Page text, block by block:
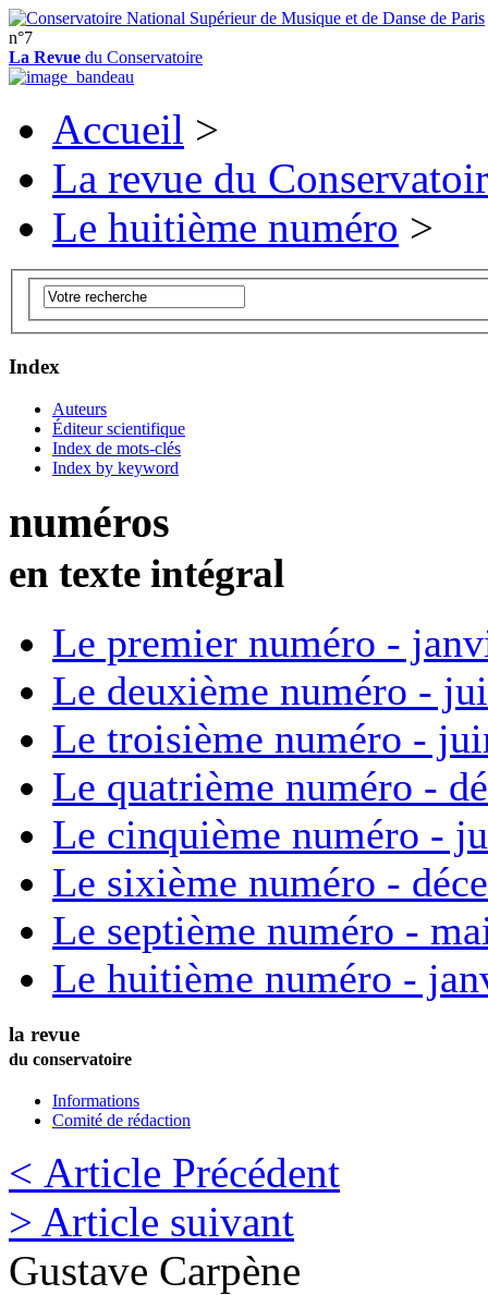
n°7
La Revue du Conservatoire
Accueil >
La revue du
Le huitième numéro >
Index
Auteurs
Éditeur scientifique
Index de mots-clés
Index by keyword
numéros
en texte intégral
Le premier numéro -
Le deuxième numéro -
Le troisième numéro -
Le quatrième numéro -
Le cinquième numéro -
Le sixième numéro -
Le septième numéro -
Le huitième numéro -
la revue
du conservatoire
Informations
Comité de rédaction
< Article Précédent
> Article suivant
Gustave Carpène